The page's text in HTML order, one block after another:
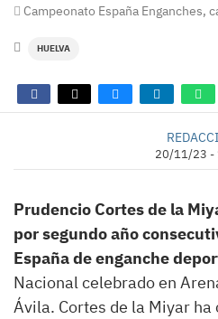
Campeonato España Enganches,
HUELVA
20/11/23 -
Prudencio Cortes de la
por segundo año
España de enganche
Nacional celebrado en
Ávila. Cortes de la Miyar